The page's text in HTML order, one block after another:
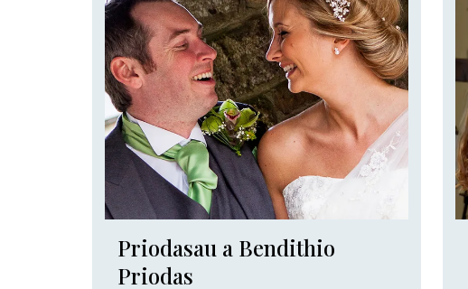
Priodasau a Bendithio
Priodas